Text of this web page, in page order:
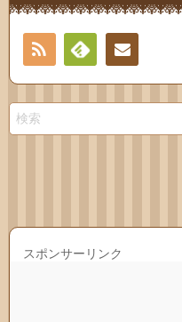
RSS
Feedly連絡
スポンサーリンク